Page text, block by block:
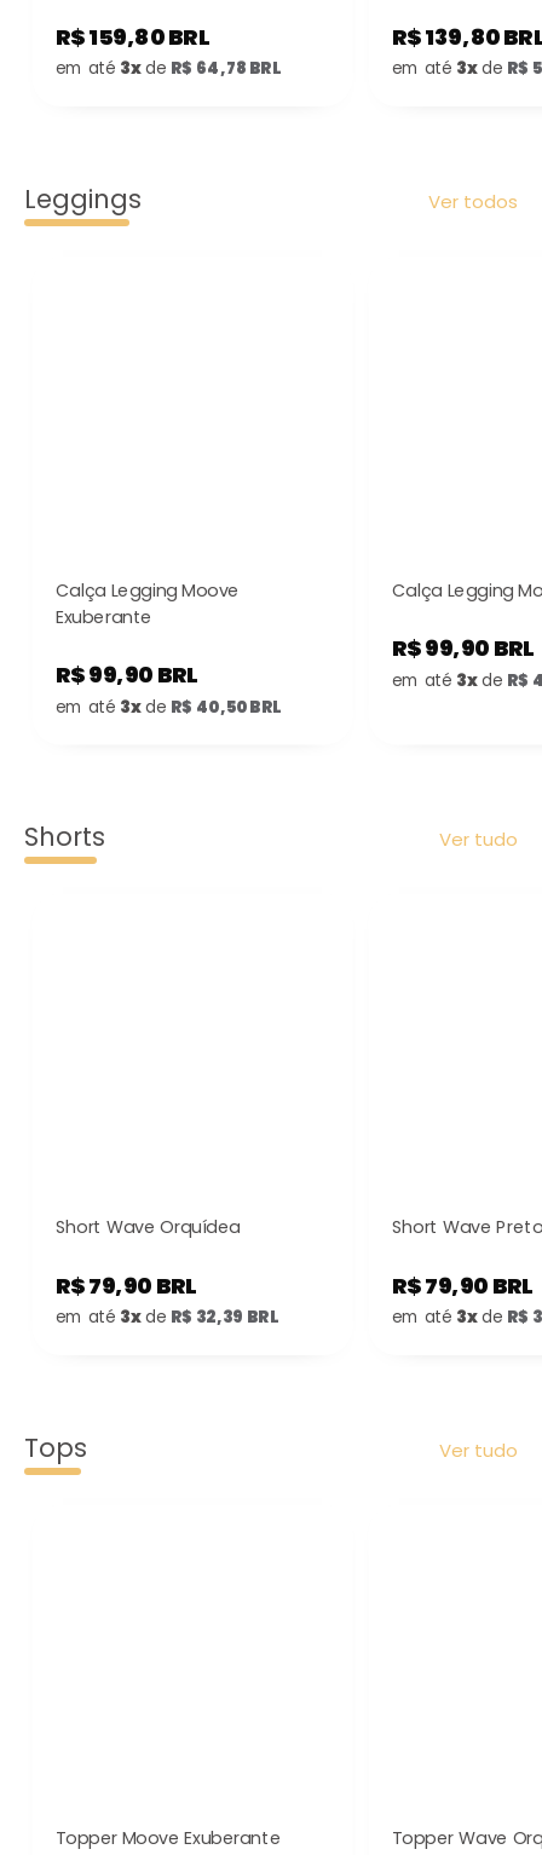
R$ 159,80 BRL
em até 3xde R$ 64,78 BRL
R$ 139,80
em até 3xde R$
Leggings Ver todos
Calça Legging Moove
Exuberante
R$ 99,90 BRL
em até 3xde R$ 40,50 BRL
Calça Legging
R$ 99,90 BRL
em até 3xde R$
Shorts Ver tudo
Short Wave Orquídea
R$ 79,90 BRL
em até 3xde R$ 32,39 BRL
Short Wave
R$ 79,90 BRL
em até 3xde R$
Tops Ver tudo
Topper Moove Exuberante Topper Wave